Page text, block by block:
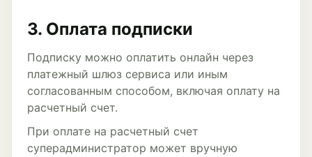
3. Оплата подписки
Подписку можно оплатить онлайн через
платежный шлюз сервиса или иным
согласованным способом, включая оплату на
расчетный счет.
При оплате на расчетный счет
суперадминистратор может вручную